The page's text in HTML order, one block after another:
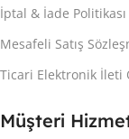
İptal & İade Politikası
Mesafeli Satış
Ticari Elektronik İleti
Müşteri